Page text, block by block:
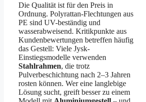
Die Qualität ist für den Preis in
Ordnung. Polyrattan-Flechtungen aus
PE sind UV-beständig und
wasserabweisend. Kritikpunkte aus
Kundenbewertungen betreffen häufig
das Gestell: Viele Jysk-
Einstiegsmodelle verwenden
Stahlrahmen, die trotz
Pulverbeschichtung nach 2–3 Jahren
rosten können. Wer eine langlebige
Lösung sucht, greift besser zu einem